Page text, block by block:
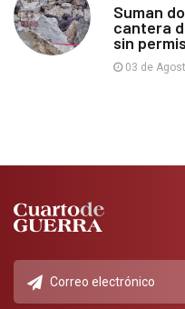
Suman
cantera
sin
03 de